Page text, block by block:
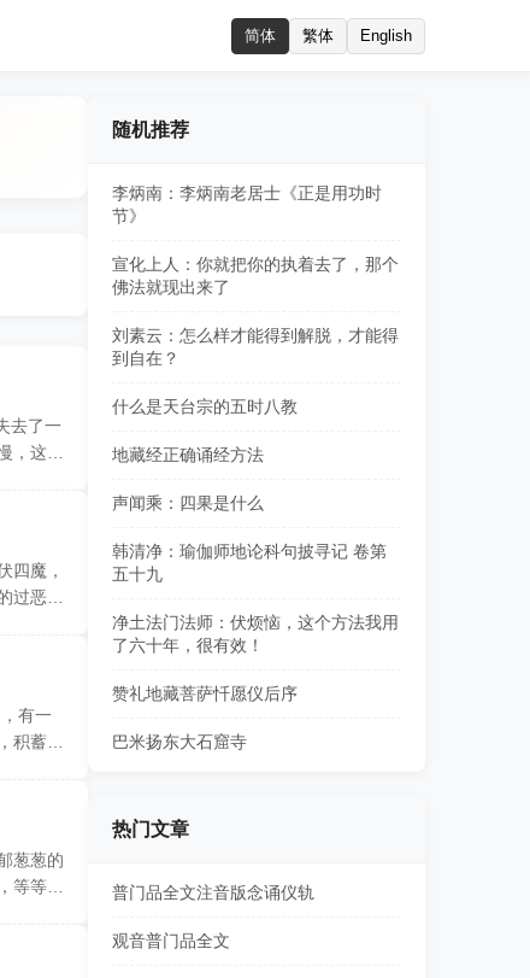
简体 繁体 English
去了一
，这使
四魔，
过恶，
有一
积蓄了
葱葱的
等等，
随机推荐
李炳南：李炳南老居士《正是用功时
节》
宣化上人：你就把你的执着去了，那个
佛法就现出来了
刘素云：怎么样才能得到解脱，才能得
到自在？
什么是天台宗的五时八教
地藏经正确诵经方法
声闻乘：四果是什么
韩清净：瑜伽师地论科句披寻记 卷第
五十九
净土法门法师：伏烦恼，这个方法我用
了六十年，很有效！
赞礼地藏菩萨忏愿仪后序
巴米扬东大石窟寺
热门文章
普门品全文注音版念诵仪轨
观音普门品全文